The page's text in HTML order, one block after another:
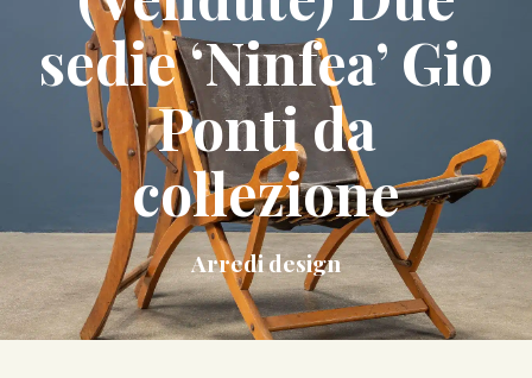
sedie ‘Ninfea’ Gio
Ponti da
collezione
Arredi design